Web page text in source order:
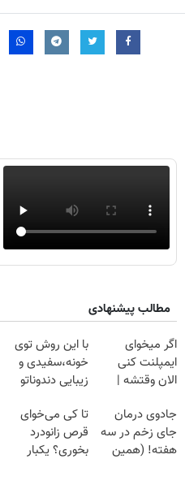
مطالب پیشنهادی
اگر میخوای
ایمپلنت کنی
الان وقتشه |
میلیون تومان!!!
با این روش توی
خونه،سفیدی و
زیبایی دندوناتو
(40%off)
جادوی درمان
جای زخم در سه
هفته! (همین
تا کی می‌خوای
قرص زانودرد
بخوری؟ یکبار